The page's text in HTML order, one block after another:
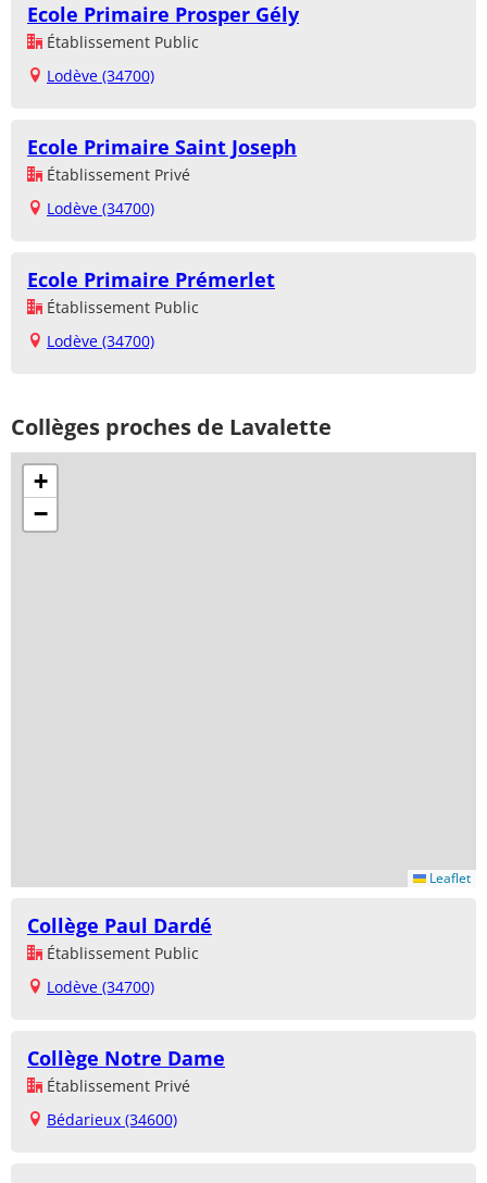
Ecole Primaire Prosper Gély
Établissement Public
Lodève (34700)
Ecole Primaire Saint Joseph
Établissement Privé
Lodève (34700)
Ecole Primaire Prémerlet
Établissement Public
Lodève (34700)
Collèges proches de Lavalette
+
−
Leaflet
Collège Paul Dardé
Établissement Public
Lodève (34700)
Collège Notre Dame
Établissement Privé
Bédarieux (34600)